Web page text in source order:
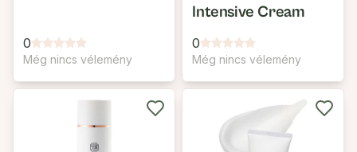
0
Még nincs vélemény
Intensive Cream
0
Még nincs vélemény